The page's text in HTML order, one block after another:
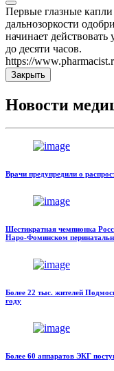
Первые глазные капли
дальнозоркости
начинает действовать
до десяти часов.
https://
Закрыть
Новости
Врачи предупредили о
Шестикратная чемпионка
Наро-Фоминском
Более 22 тыс. жителей
году
Более 60 аппаратов ЭКГ